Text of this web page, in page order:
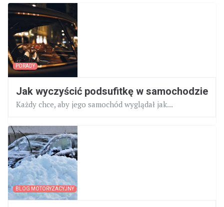
PORADY
Jak wyczyścić podsufitkę w samochodzie
Każdy chce, aby jego samochód wyglądał jak...
BLOG MOTORYZACYJNY